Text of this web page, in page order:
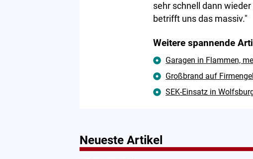
sehr schnell dann
betrifft uns das massiv."
Weitere spannende
Garagen in Flammen,
Großbrand auf
SEK-Einsatz in
Neueste Artikel